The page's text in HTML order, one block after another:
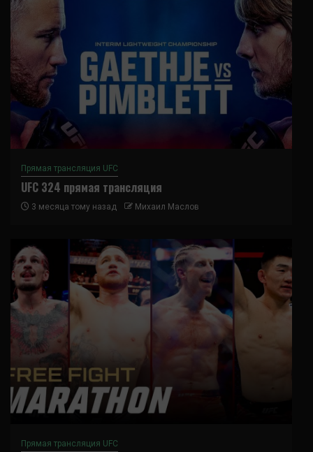
Прямая трансляция UFC
UFC 324 прямая трансляция
3 месяца тому назад Михаил Маслов
Прямая трансляция UFC